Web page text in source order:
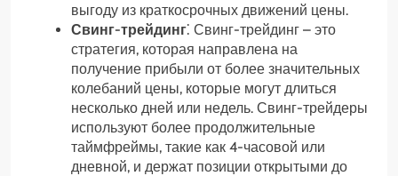
выгоду из краткосрочных движений цены.
Свинг-трейдинг⁚ Свинг-трейдинг – это
стратегия, которая направлена на
получение прибыли от более значительных
колебаний цены, которые могут длиться
несколько дней или недель. Свинг-трейдеры
используют более продолжительные
таймфреймы, такие как 4-часовой или
дневной, и держат позиции открытыми до